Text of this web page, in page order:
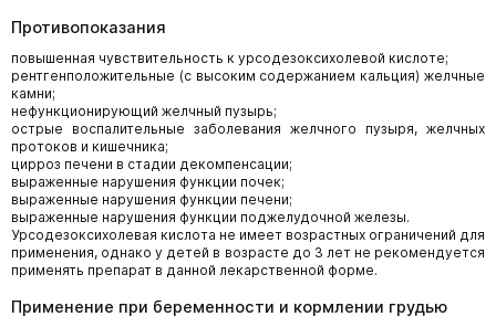
Противопоказания
повышенная чувствительность к урсодезоксихолевой кислоте;
рентгенположительные (с высоким содержанием кальция) желчные
камни;
нефункционирующий желчный пузырь;
острые воспалительные заболевания желчного пузыря, желчных
протоков и кишечника;
цирроз печени в стадии декомпенсации;
выраженные нарушения функции почек;
выраженные нарушения функции печени;
выраженные нарушения функции поджелудочной железы.
Урсодезоксихолевая кислота не имеет возрастных ограничений для
применения, однако у детей в возрасте до 3 лет не рекомендуется
применять препарат в данной лекарственной форме.
Применение при беременности и кормлении грудью